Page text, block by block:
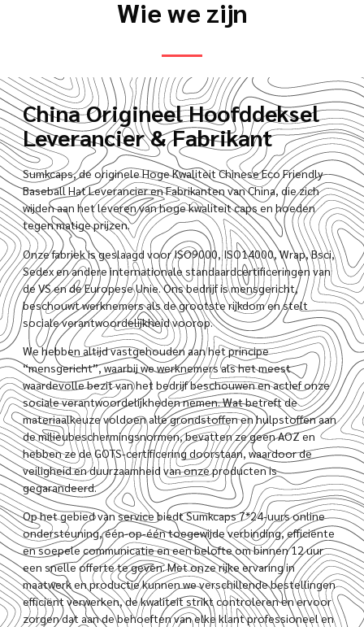
Wie we zijn
China Origineel Hoofddeksel
Leverancier & Fabrikant
Sumkcaps, de originele Hoge Kwaliteit Chinese Eco Friendly
Baseball Hat Leverancier en Fabrikanten van China, die zich
wijden aan het leveren van hoge kwaliteit caps en hoeden
tegen matige prijzen.
Onze fabriek is geslaagd voor ISO9000, ISO14000, Wrap, Bsci,
Sedex en andere internationale standaardcertificeringen van
de VS en de Europese Unie. Ons bedrijf is mensgericht,
beschouwt werknemers als de grootste rijkdom en stelt
sociale verantwoordelijkheid voorop.
We hebben altijd vastgehouden aan het principe
“mensgericht”, waarbij we werknemers als het meest
waardevolle bezit van het bedrijf beschouwen en actief onze
sociale verantwoordelijkheden nemen. Wat betreft de
materiaalkeuze voldoen alle grondstoffen en hulpstoffen aan
de milieubeschermingsnormen, bevatten ze geen AOZ en
hebben ze de GOTS-certificering doorstaan, waardoor de
veiligheid en duurzaamheid van onze producten is
gegarandeerd.
Op het gebied van service biedt Sumkcaps 7*24-uurs online
ondersteuning, één-op-één toegewijde verbinding, efficiënte
en soepele communicatie en een belofte om binnen 12 uur
een snelle offerte te geven. Met onze rijke ervaring in
maatwerk en productie kunnen we verschillende bestellingen
efficiënt verwerken, de kwaliteit strikt controleren en ervoor
zorgen dat aan de behoeften van elke klant professioneel en